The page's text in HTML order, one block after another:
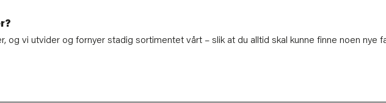
og vi utvider og fornyer stadig sortimentet vårt – slik at du alltid skal kunne finne noen nye